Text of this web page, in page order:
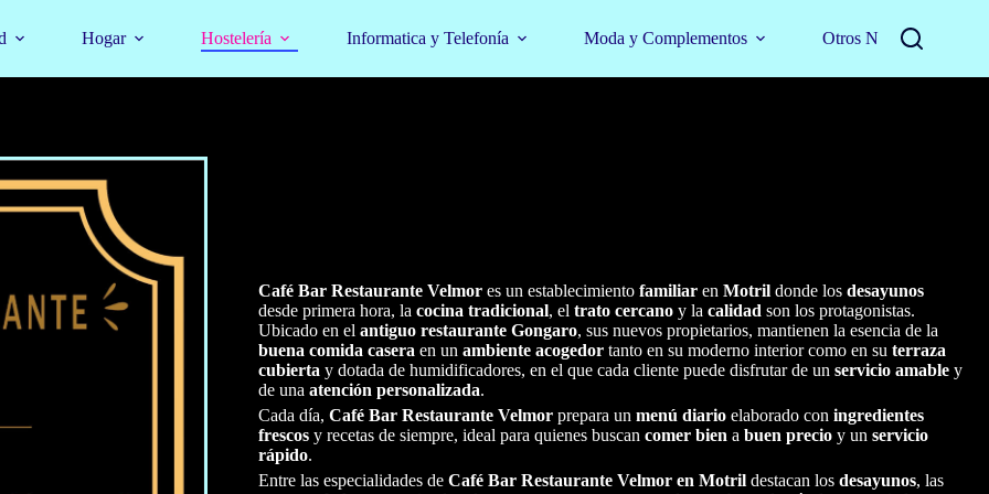
Hogar Hostelería Informatica y Telefonía Moda y Complementos Otros Negocios
Café Bar Restaurante Velmor es un establecimiento familiar en Motril donde los desayunos
desde primera hora, la cocina tradicional, el trato cercano y la calidad son los protagonistas.
Ubicado en el antiguo restaurante Gongaro, sus nuevos propietarios, mantienen la esencia de la
buena comida casera en un ambiente acogedor tanto en su moderno interior como en su terraza
cubierta y dotada de humidificadores, en el que cada cliente puede disfrutar de un servicio amable y
de una atención personalizada.
Cada día, Café Bar Restaurante Velmor prepara un menú diario elaborado con ingredientes
frescos y recetas de siempre, ideal para quienes buscan comer bien a buen precio y un servicio
rápido.
Entre las especialidades de Café Bar Restaurante Velmor en Motril destacan los desayunos, las